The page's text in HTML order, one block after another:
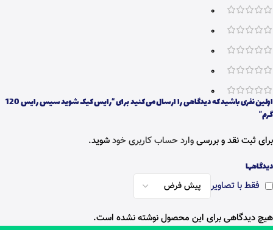
0
0
0
0
0
دیدگاهها
فقط با تصاویر
هیچ دیدگاهی برای این محصول نوشته نشده است.
اولین نفری باشید که دیدگاهی را ارسال می کنید برای “رایس کیک شوید سیس رایس 120
گرم”
برای ثبت نقد و بررسیوارد حساب کاربری خودشوید.